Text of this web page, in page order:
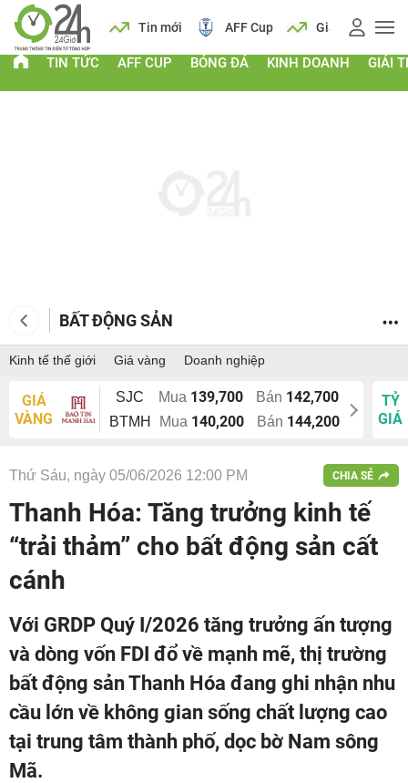
Lịch Tin mới AFF Cup Giá vàng
TIN TỨC AFF CUP BÓNG ĐÁ KINH DOANH GIẢI
BẤT ĐỘNG SẢN
Kinh tế thế giới Giá vàng Doanh nghiệp
GIÁ
VÀNG
SJC Mua 139,700 Bán 142,700
BTMH Mua 140,200 Bán 144,200
TỶ
GIÁ
Thứ Sáu, ngày 05/06/2026 12:00 PM CHIA SẺ
Thanh Hóa: Tăng trưởng kinh tế
“trải thảm” cho bất động sản cất
cánh
Với GRDP Quý I/2026 tăng trưởng ấn tượng
và dòng vốn FDI đổ về mạnh mẽ, thị trường
bất động sản Thanh Hóa đang ghi nhận nhu
cầu lớn về không gian sống chất lượng cao
tại trung tâm thành phố, dọc bờ Nam sông
Mã.